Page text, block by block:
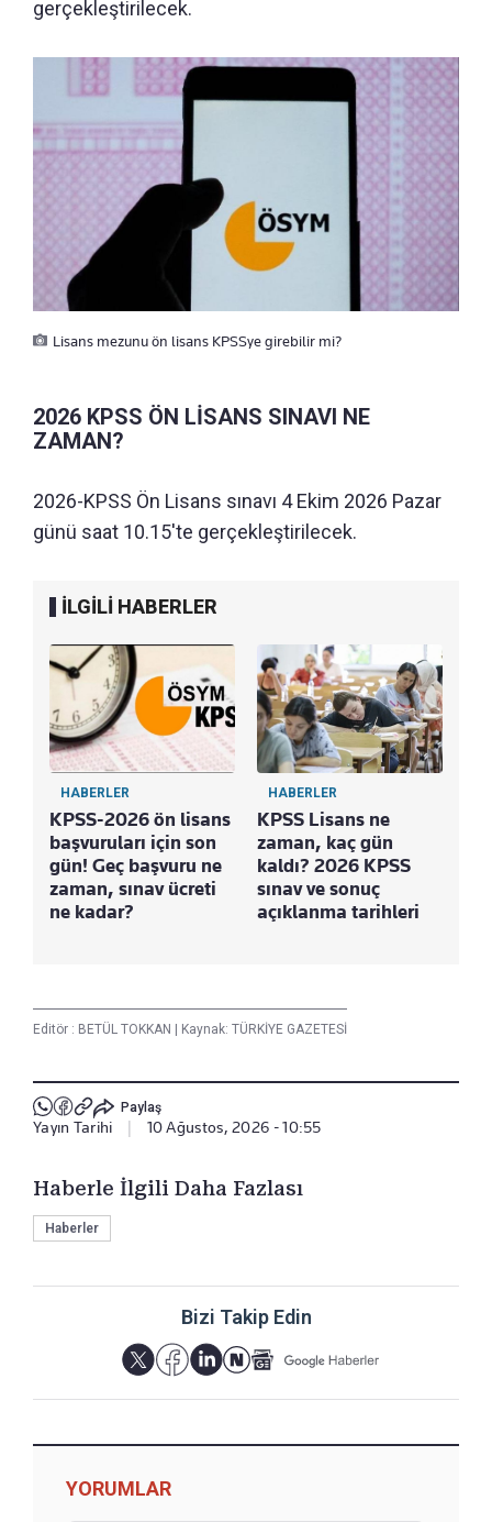
gerçekleştirilecek.
Lisans mezunu ön lisans KPSSye girebilir mi?
2026 KPSS ÖN LİSANS SINAVI NE
ZAMAN?
2026-KPSS Ön Lisans sınavı 4 Ekim 2026 Pazar
günü saat 10.15'te gerçekleştirilecek.
İLGİLİ HABERLER
HABERLER
KPSS-2026 ön lisans
başvuruları için son
gün! Geç başvuru ne
zaman, sınav ücreti
ne kadar?
HABERLER
KPSS Lisans ne
zaman, kaç gün
kaldı? 2026 KPSS
sınav ve sonuç
açıklanma tarihleri
Editör : BETÜL TOKKAN Kaynak: TÜRKİYE GAZETESİ
Paylaş
Yayın Tarihi 10 Ağustos, 2026 - 10:55
Haberle İlgili Daha Fazlası
Haberler
Bizi Takip Edin
YORUMLAR